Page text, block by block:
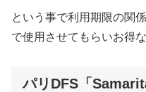
という事で利用期限の関
で使用させてもらいお得
パリDFS「